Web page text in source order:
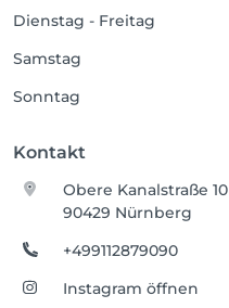
Dienstag - Freitag
Samstag
Sonntag
Kontakt
Obere Kanalstraße 10
90429 Nürnberg
+499112879090
Instagram öffnen